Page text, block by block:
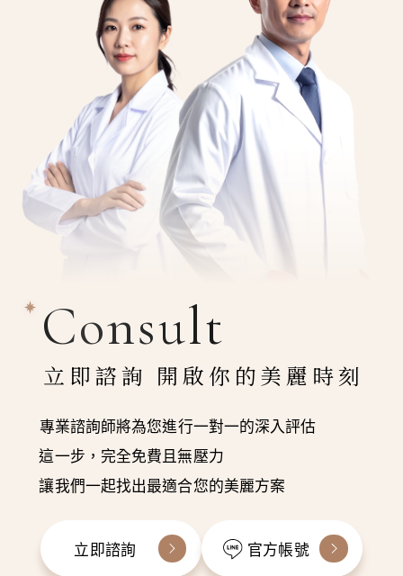
Consult
立即諮詢 開啟你的美麗時刻
專業諮詢師將為您進行一對一的深入評估
這一步，完全免費且無壓力
讓我們一起找出最適合您的美麗方案
立即諮詢 官方帳號